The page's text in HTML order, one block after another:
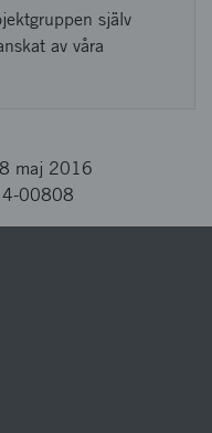
själv
av våra
maj 2016
00808